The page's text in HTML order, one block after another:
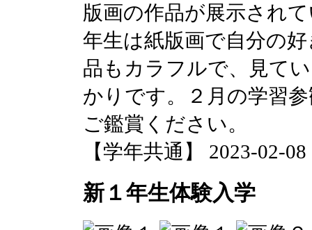
版画の作品が展示され
年生は紙版画で自分の
品もカラフルで、見て
かりです。２月の学習
ご鑑賞ください。
【学年共通】 2023-02-
新１年生体験入学